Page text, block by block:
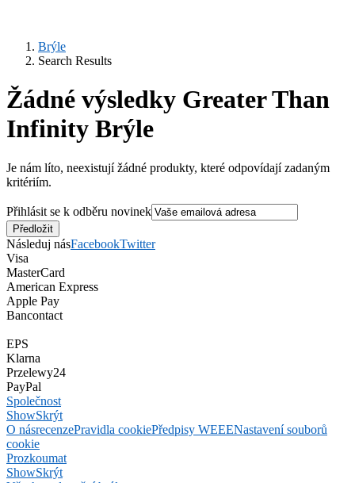
Brýle
Search Results
Žádné výsledky Greater Than
Infinity Brýle
Je nám líto, neexistují žádné produkty, které odpovídají zadaným
kritériím.
Přihlásit se k odběru novinek
Následuj násFacebookTwitter
Visa
MasterCard
American Express
Apple Pay
Bancontact
EPS
Klarna
Przelewy24
PayPal
Společnost
ShowSkrýt
O násrecenzePravidla cookiePředpisy WEEENastavení souborů
cookie
Prozkoumat
ShowSkrýt